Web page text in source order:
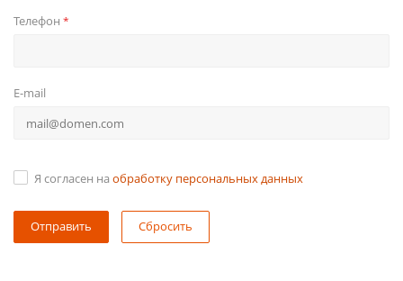
Телефон *
E-mail
Я согласен на обработку персональных данных
Сбросить